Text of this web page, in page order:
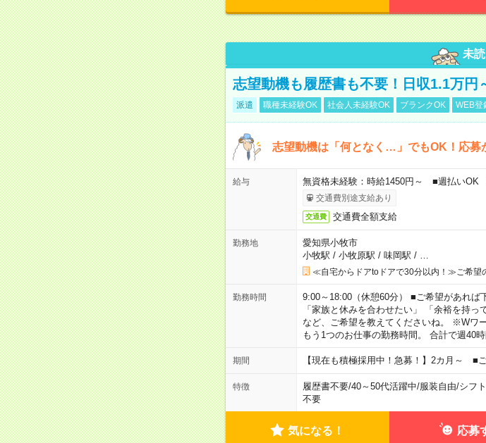
未読
志望動機も履歴書も不要！日収1.1万円
派遣 職種未経験OK 社会人未経験OK ブランクOK WEB登
志望動機は「何となく…」でもOK！応募
給与 無資格未経験：時給1450円～ ■週払い
交通費別途支給あり
交通費 交通費全額支給
勤務地
愛知県小牧市
小牧駅 / 小牧原駅 / 味岡駅 /
≪自宅からドアtoドアで30分以内！≫ご希望
勤務時間
9:00～18:00（休憩60分） ■ご希望があれ
「家族と休みを合わせたい」 「余裕を持
など、ご希望を教えてくださいね。 ※Wワ
もう1つのお仕事の勤務時間。 合計で週40
期間 【現在も積極採用中！急募！】2カ月～ ■
特徴 履歴書不要/40～50代活躍中/服装自由/シフ
不要
気になる！ 応募